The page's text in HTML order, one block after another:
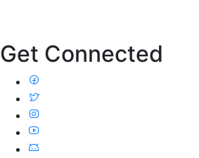
Get Connected